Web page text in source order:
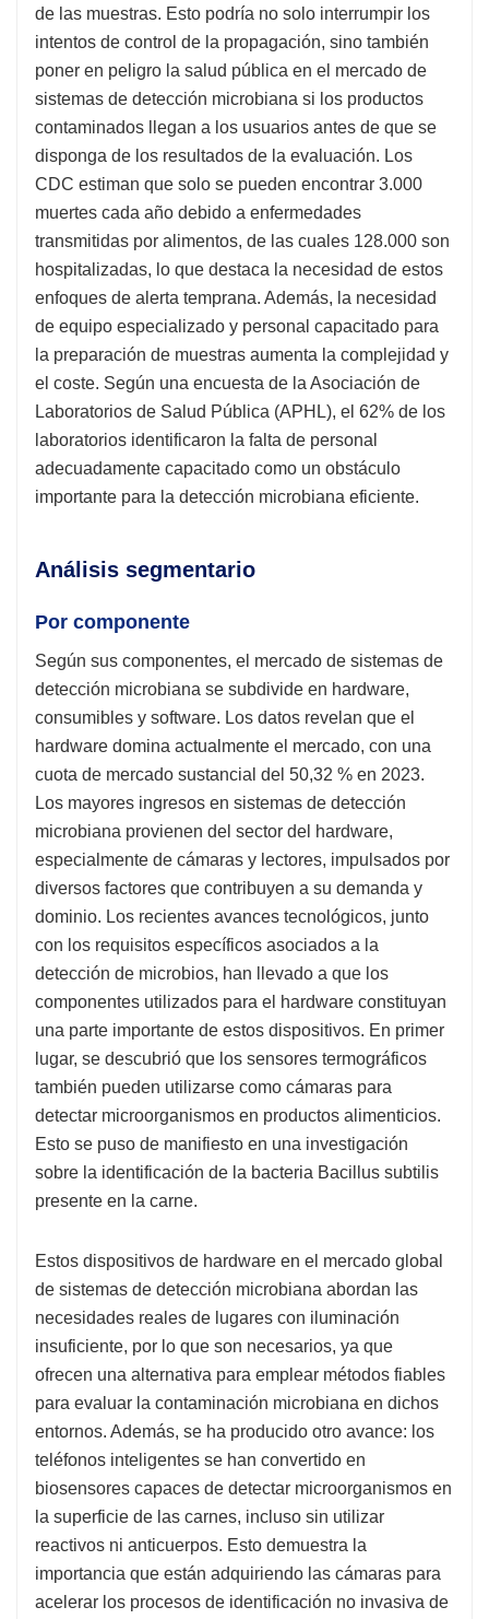
de las muestras. Esto podría no solo interrumpir los
intentos de control de la propagación, sino también
poner en peligro la salud pública en el mercado de
sistemas de detección microbiana si los productos
contaminados llegan a los usuarios antes de que se
disponga de los resultados de la evaluación. Los
CDC estiman que solo se pueden encontrar 3.000
muertes cada año debido a enfermedades
transmitidas por alimentos, de las cuales 128.000 son
hospitalizadas, lo que destaca la necesidad de estos
enfoques de alerta temprana. Además, la necesidad
de equipo especializado y personal capacitado para
la preparación de muestras aumenta la complejidad y
el coste. Según una encuesta de la Asociación de
Laboratorios de Salud Pública (APHL), el 62% de los
laboratorios identificaron la falta de personal
adecuadamente capacitado como un obstáculo
importante para la detección microbiana eficiente.
Análisis segmentario
Por componente
Según sus componentes, el mercado de sistemas de
detección microbiana se subdivide en hardware,
consumibles y software. Los datos revelan que el
hardware domina actualmente el mercado, con una
cuota de mercado sustancial del 50,32 % en 2023.
Los mayores ingresos en sistemas de detección
microbiana provienen del sector del hardware,
especialmente de cámaras y lectores, impulsados ​​por
diversos factores que contribuyen a su demanda y
dominio. Los recientes avances tecnológicos, junto
con los requisitos específicos asociados a la
detección de microbios, han llevado a que los
componentes utilizados para el hardware constituyan
una parte importante de estos dispositivos. En primer
lugar, se descubrió que los sensores termográficos
también pueden utilizarse como cámaras para
detectar microorganismos en productos alimenticios.
Esto se puso de manifiesto en una investigación
sobre la identificación de la bacteria Bacillus subtilis
presente en la carne.
Estos dispositivos de hardware en el mercado global
de sistemas de detección microbiana abordan las
necesidades reales de lugares con iluminación
insuficiente, por lo que son necesarios, ya que
ofrecen una alternativa para emplear métodos fiables
para evaluar la contaminación microbiana en dichos
entornos. Además, se ha producido otro avance: los
teléfonos inteligentes se han convertido en
biosensores capaces de detectar microorganismos en
la superficie de las carnes, incluso sin utilizar
reactivos ni anticuerpos. Esto demuestra la
importancia que están adquiriendo las cámaras para
acelerar los procesos de identificación no invasiva de